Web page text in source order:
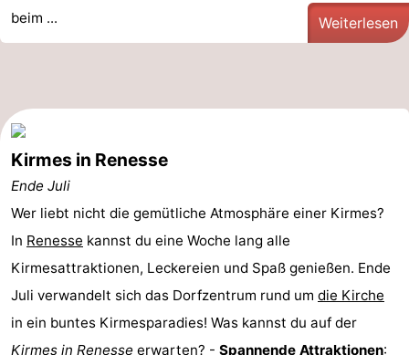
beim ...
Weiterlesen
Kirmes in Renesse
Ende Juli
Wer liebt nicht die gemütliche Atmosphäre einer Kirmes?
In Renesse kannst du eine Woche lang alle
Kirmesattraktionen, Leckereien und Spaß genießen. Ende
Juli verwandelt sich das Dorfzentrum rund um die Kirche
in ein buntes Kirmesparadies! Was kannst du auf der
Kirmes in Renesse erwarten? - Spannende Attraktionen: